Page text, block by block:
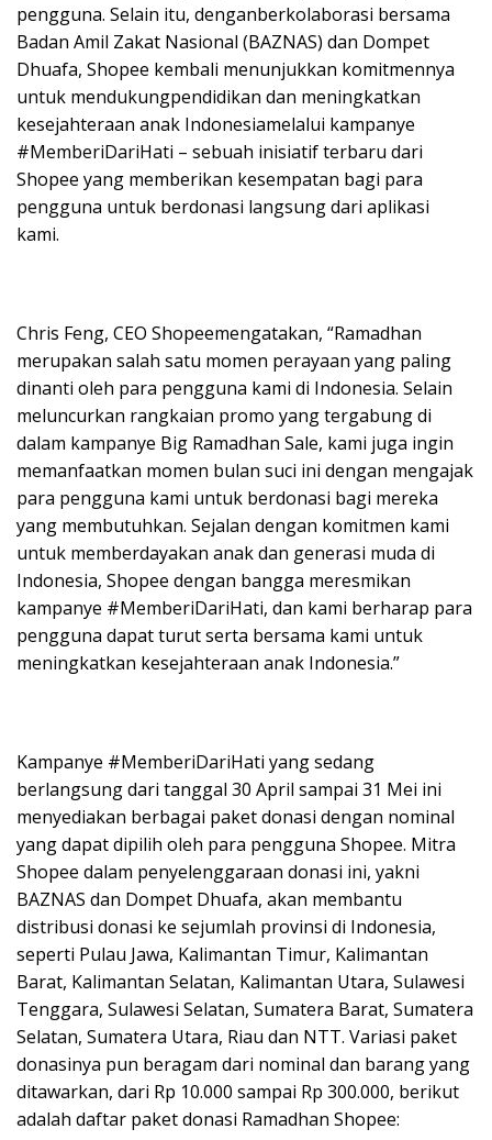
pengguna. Selain itu, denganberkolaborasi bersama
Badan Amil Zakat Nasional (BAZNAS) dan Dompet
Dhuafa, Shopee kembali menunjukkan komitmennya
untuk mendukungpendidikan dan meningkatkan
kesejahteraan anak Indonesiamelalui kampanye
#MemberiDariHati – sebuah inisiatif terbaru dari
Shopee yang memberikan kesempatan bagi para
pengguna untuk berdonasi langsung dari aplikasi
kami.
Chris Feng, CEO Shopeemengatakan, “Ramadhan
merupakan salah satu momen perayaan yang paling
dinanti oleh para pengguna kami di Indonesia. Selain
meluncurkan rangkaian promo yang tergabung di
dalam kampanye Big Ramadhan Sale, kami juga ingin
memanfaatkan momen bulan suci ini dengan mengajak
para pengguna kami untuk berdonasi bagi mereka
yang membutuhkan. Sejalan dengan komitmen kami
untuk memberdayakan anak dan generasi muda di
Indonesia, Shopee dengan bangga meresmikan
kampanye #MemberiDariHati, dan kami berharap para
pengguna dapat turut serta bersama kami untuk
meningkatkan kesejahteraan anak Indonesia.”
Kampanye #MemberiDariHati yang sedang
berlangsung dari tanggal 30 April sampai 31 Mei ini
menyediakan berbagai paket donasi dengan nominal
yang dapat dipilih oleh para pengguna Shopee. Mitra
Shopee dalam penyelenggaraan donasi ini, yakni
BAZNAS dan Dompet Dhuafa, akan membantu
distribusi donasi ke sejumlah provinsi di Indonesia,
seperti Pulau Jawa, Kalimantan Timur, Kalimantan
Barat, Kalimantan Selatan, Kalimantan Utara, Sulawesi
Tenggara, Sulawesi Selatan, Sumatera Barat, Sumatera
Selatan, Sumatera Utara, Riau dan NTT. Variasi paket
donasinya pun beragam dari nominal dan barang yang
ditawarkan, dari Rp 10.000 sampai Rp 300.000, berikut
adalah daftar paket donasi Ramadhan Shopee: